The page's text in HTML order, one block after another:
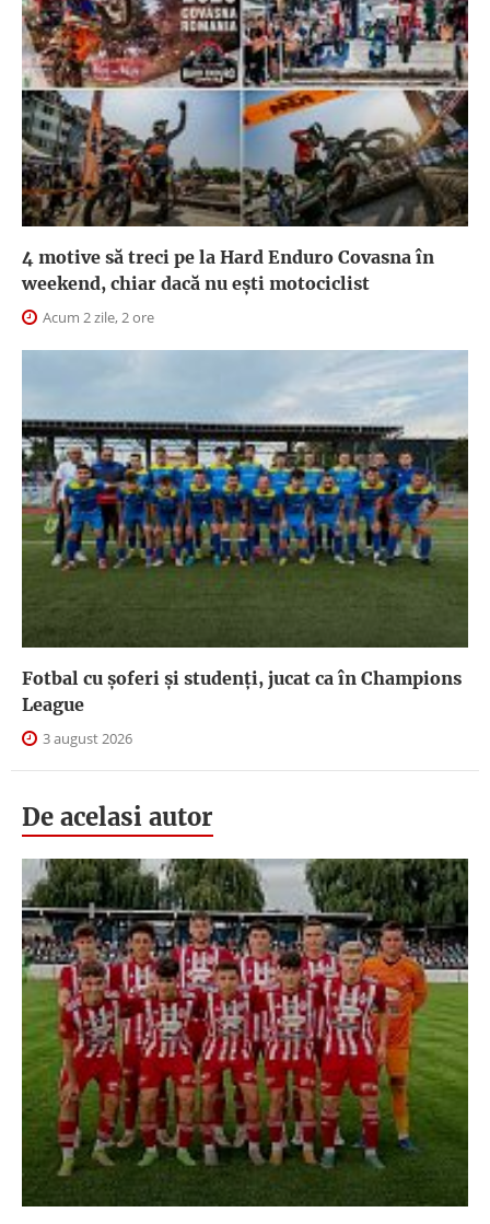
4 motive să treci pe la Hard Enduro Covasna în
weekend, chiar dacă nu ești motociclist
Acum 2 zile, 2 ore
Fotbal cu șoferi și studenți, jucat ca în Champions
League
3 august 2026
De acelasi autor